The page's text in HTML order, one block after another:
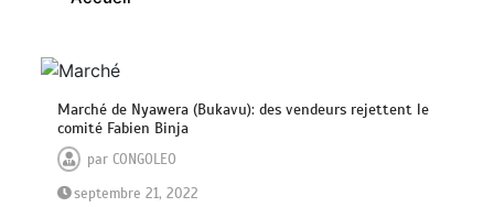
Marché de Nyawera (Bukavu): des vendeurs rejettent le
comité Fabien Binja
parCONGOLEO
septembre 21, 2022